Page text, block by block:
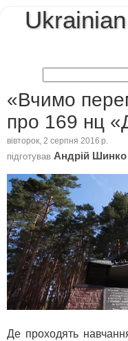
«Вчимо
про 169 нц
вівторок, 2 серпня 2016 р.
підготував Андрій Шинко
Де проходять